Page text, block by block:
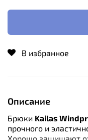
В избранное
Описание
Брюки Kailas
прочного и
Хорошо защищают